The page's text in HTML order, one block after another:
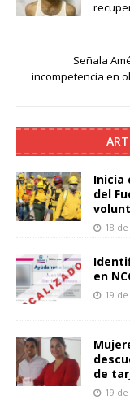
Señala
incompetencia en
Inicia
del
18
en
19
de
19